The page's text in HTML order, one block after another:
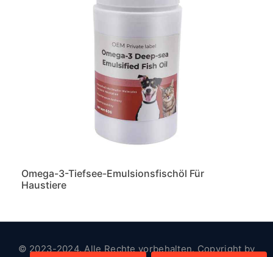
Omega-3-Tiefsee-Emulsionsfischöl Für
Haustiere
© 2023-2024. Alle Rechte vorbehalten. Copyright by